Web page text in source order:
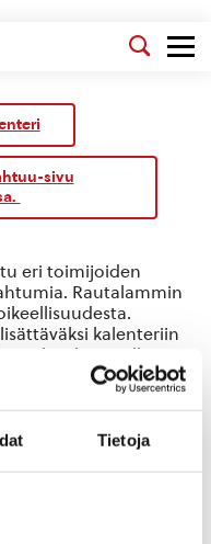
Tietoja
sivu
eri toimijoiden
Rautalammin
kalenteriin
takaa löytyvällä